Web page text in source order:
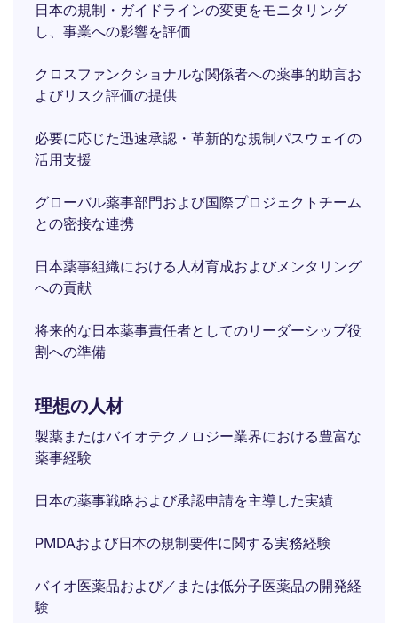
日本の規制・ガイドラインの変更をモニタリング
し、事業への影響を評価
クロスファンクショナルな関係者への薬事的助言お
よびリスク評価の提供
必要に応じた迅速承認・革新的な規制パスウェイの
活用支援
グローバル薬事部門および国際プロジェクトチーム
との密接な連携
日本薬事組織における人材育成およびメンタリング
への貢献
将来的な日本薬事責任者としてのリーダーシップ役
割への準備
理想の人材
製薬またはバイオテクノロジー業界における豊富な
薬事経験
日本の薬事戦略および承認申請を主導した実績
PMDAおよび日本の規制要件に関する実務経験
バイオ医薬品および／または低分子医薬品の開発経
験